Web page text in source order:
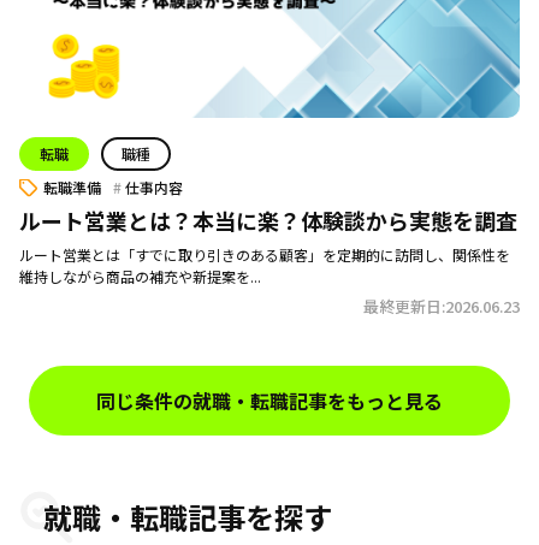
転職
職種
転職準備
仕事内容
ルート営業とは？本当に楽？体験談から実態を調査
ルート営業とは「すでに取り引きのある顧客」を定期的に訪問し、関係性を
維持しながら商品の補充や新提案を...
最終更新日:2026.06.23
同じ条件の就職・転職記事をもっと見る
就職・転職記事を探す